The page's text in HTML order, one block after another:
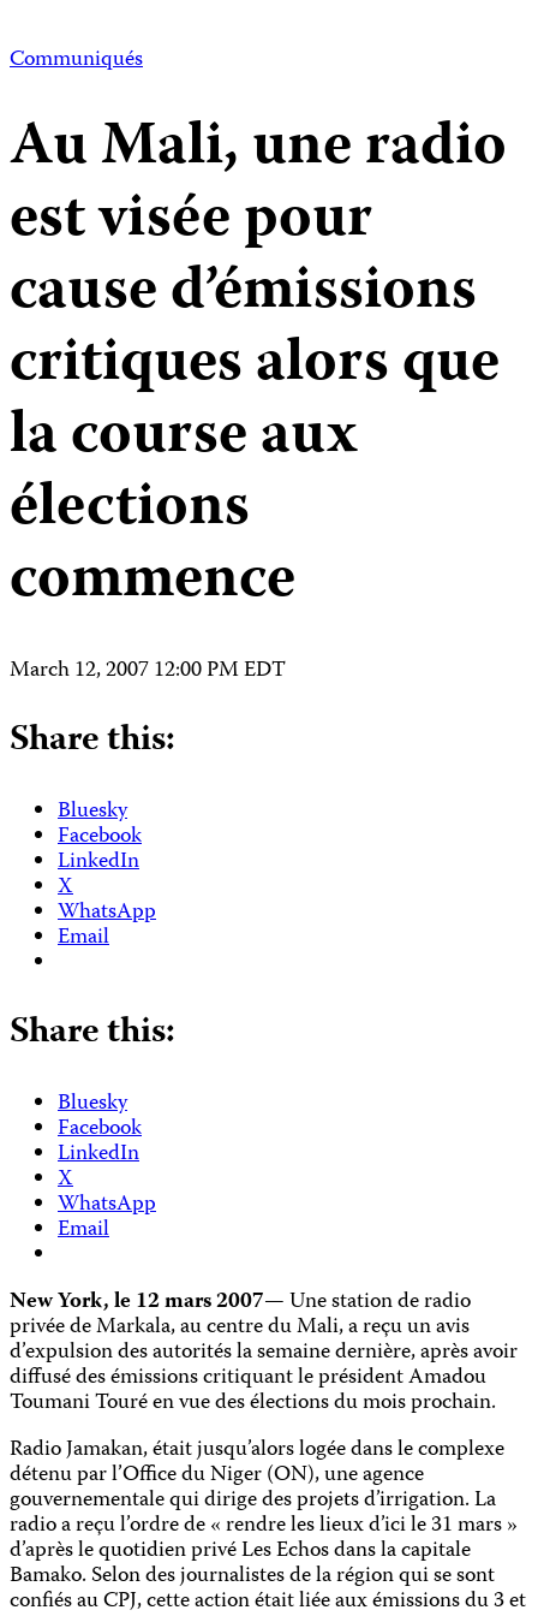
Communiqués
Au Mali, une radio
est visée pour
cause d’émissions
critiques alors que
la course aux
élections
commence
March 12, 2007 12:00 PM EDT
Share this:
Bluesky
Facebook
LinkedIn
X
WhatsApp
Email
Share this:
Bluesky
Facebook
LinkedIn
X
WhatsApp
Email
New York, le 12 mars 2007— Une station de radio
privée de Markala, au centre du Mali, a reçu un avis
d’expulsion des autorités la semaine dernière, après avoir
diffusé des émissions critiquant le président Amadou
Toumani Touré en vue des élections du mois prochain.
Radio Jamakan, était jusqu’alors logée dans le complexe
détenu par l’Office du Niger (ON), une agence
gouvernementale qui dirige des projets d’irrigation. La
radio a reçu l’ordre de « rendre les lieux d’ici le 31 mars »
d’après le quotidien privé Les Echos dans la capitale
Bamako. Selon des journalistes de la région qui se sont
confiés au CPJ, cette action était liée aux émissions du 3 et